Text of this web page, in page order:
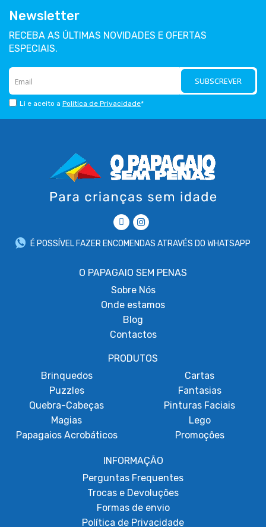
Newsletter
RECEBA AS ÚLTIMAS NOVIDADES E OFERTAS
ESPECIAIS.
SUBSCREVER
Li e aceito a Política de Privacidade*
É POSSÍVEL FAZER ENCOMENDAS ATRAVÉS DO WHATSAPP
O PAPAGAIO SEM PENAS
Sobre Nós
Onde estamos
Blog
Contactos
PRODUTOS
Brinquedos
Puzzles
Quebra-Cabeças
Magias
Papagaios Acrobáticos
Cartas
Fantasias
Pinturas Faciais
Lego
Promoções
INFORMAÇÃO
Perguntas Frequentes
Trocas e Devoluções
Formas de envio
Política de Privacidade